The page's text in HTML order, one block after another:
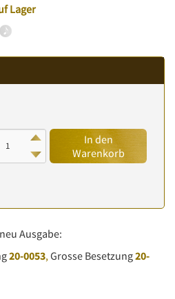
Lager
In den
Warenkorb
Ausgabe:
20-0053, Grosse Besetzung20-